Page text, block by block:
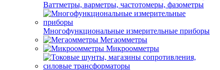
Ваттметры, варметры, частотомеры, фазометры
Многофункциональные измерительные приборы
Мегаомметры
Микроомметры